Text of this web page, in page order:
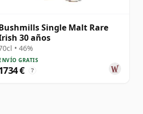
Single Malt Rare
30 años
• 46%
GRATIS
€ ?